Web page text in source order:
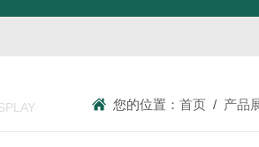
您的位置：首页 / 产品